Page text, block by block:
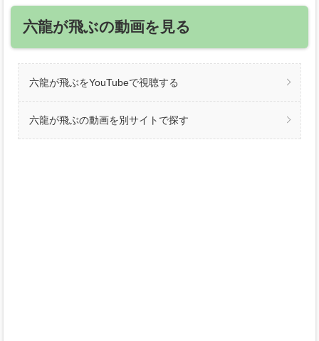
六龍が飛ぶの動画を見る
六龍が飛ぶをYouTubeで視聴する
六龍が飛ぶの動画を別サイトで探す